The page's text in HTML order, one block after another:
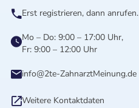
Erst registrieren, dann anrufen.
Mo – Do: 9:00 – 17:00 Uhr,
Fr: 9:00 – 12:00 Uhr
info@2te-ZahnarztMeinung.de
Weitere Kontaktdaten